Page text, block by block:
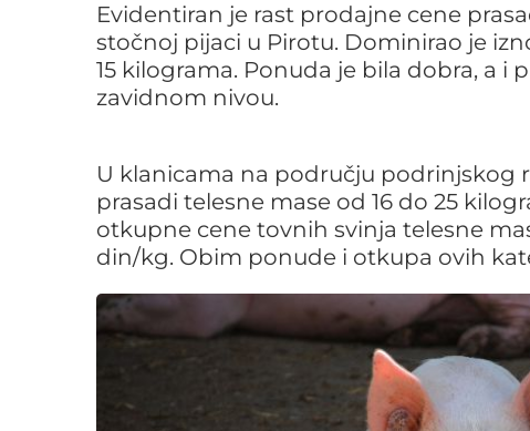
Evidentiran je rast prodajne cene
stočnoj pijaci u Pirotu. Dominirao je
15 kilograma. Ponuda je bila dobra, a
zavidnom nivou.
U klanicama na području podrinjskog
prasadi telesne mase od 16 do 25
otkupne cene tovnih svinja telesne
din/kg. Obim ponude i otkupa ovih